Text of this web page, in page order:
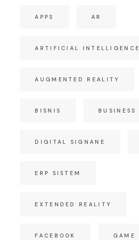
APPS AR
ARTIFICIAL INTELLIGENCE
AUGMENTED REALITY
BISNIS BUSINESS
DIGITAL SIGNANE
ERP SISTEM
EXTENDED REALITY
FACEBOOK GAME